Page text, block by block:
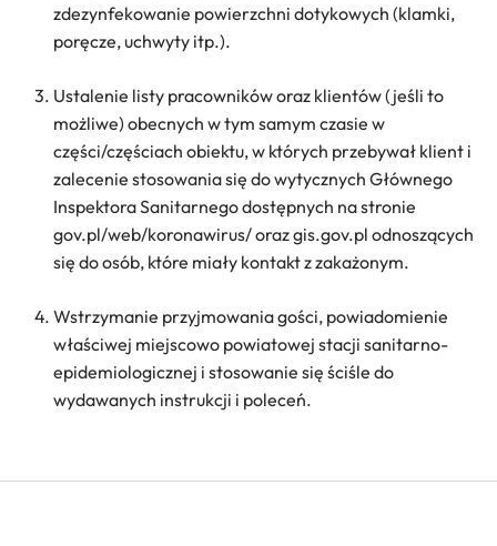
zdezynfekowanie powierzchni dotykowych (klamki,
poręcze, uchwyty itp.).
Ustalenie listy pracowników oraz klientów (jeśli to
możliwe) obecnych w tym samym czasie w
części/częściach obiektu, w których przebywał klient i
zalecenie stosowania się do wytycznych Głównego
Inspektora Sanitarnego dostępnych na stronie
gov.pl/web/koronawirus/ oraz gis.gov.pl odnoszących
się do osób, które miały kontakt z zakażonym.
Wstrzymanie przyjmowania gości, powiadomienie
właściwej miejscowo powiatowej stacji sanitarno-
epidemiologicznej i stosowanie się ściśle do
wydawanych instrukcji i poleceń.